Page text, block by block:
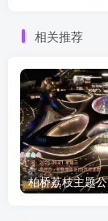
相关推荐